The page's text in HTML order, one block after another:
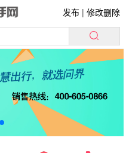
发布 |修改删除